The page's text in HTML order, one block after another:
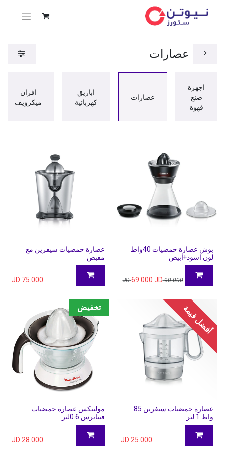
عصارات
اجهزة
صنع
قهوة
عصارات
اباريق
كهربائية
افران
ميكرويف
بوش عصارة حمضيات 40واط
لون اسود+ابيض
90.000
JD
69.000 JD
عصارة حمضيات سيفرين مع
مقبض
75.000
أفضل قيمة
عصارة حمضيات سيفرين 85
واط 1 لتر
25.000
تخفيض
مولينكس عصارة حمضيات
فيتابرس 0.6لتر
28.000